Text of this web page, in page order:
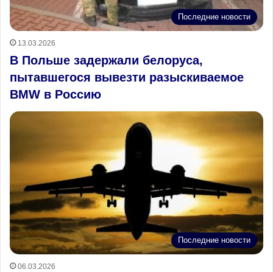
Последние новости
13.03.2026
В Польше задержали белоруса,
пытавшегося вывезти разыскиваемое
BMW в Россию
Последние новости
06.03.2026